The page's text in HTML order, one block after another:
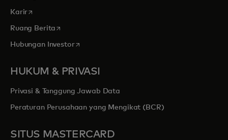
Kariropens in a new tab
Ruang Berita opens in a new tab
Hubungan Investoropens in a new tab
HUKUM & PRIVASI
Privasi & Tanggung Jawab Data
Peraturan Perusahaan yang Mengikat (BCR)
SITUS MASTERCARD